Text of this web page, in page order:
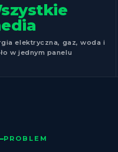
elektryczna, gaz, woda i
w jednym panelu
PROBLEM